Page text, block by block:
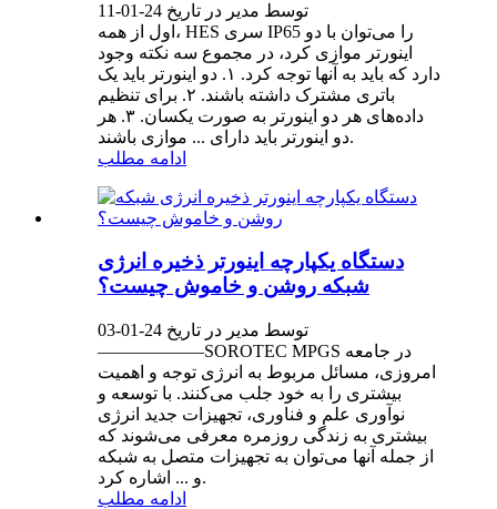
توسط مدیر در تاریخ 24-01-11
اول از همه، HES سری IP65 را می‌توان با دو
اینورتر موازی کرد، در مجموع سه نکته وجود
دارد که باید به آنها توجه کرد. ۱. دو اینورتر باید یک
باتری مشترک داشته باشند. ۲. برای تنظیم
داده‌های هر دو اینورتر به صورت یکسان. ۳. هر
دو اینورتر باید دارای ... موازی باشند.
ادامه مطلب
دستگاه یکپارچه اینورتر ذخیره انرژی
شبکه روشن و خاموش چیست؟
توسط مدیر در تاریخ 24-01-03
——————SOROTEC MPGS در جامعه
امروزی، مسائل مربوط به انرژی توجه و اهمیت
بیشتری را به خود جلب می‌کنند. با توسعه و
نوآوری علم و فناوری، تجهیزات جدید انرژی
بیشتری به زندگی روزمره معرفی می‌شوند که
از جمله آنها می‌توان به تجهیزات متصل به شبکه
و ... اشاره کرد.
ادامه مطلب